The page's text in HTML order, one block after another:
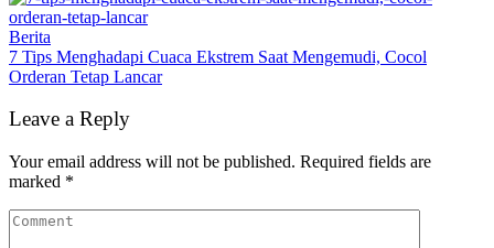
Berita
7 Tips Menghadapi Cuaca Ekstrem Saat Mengemudi, Cocol
Orderan Tetap Lancar
Leave a Reply
Your email address will not be published. Required fields are
marked *